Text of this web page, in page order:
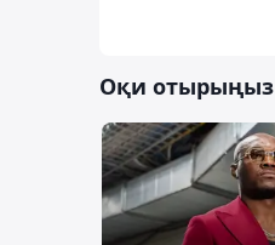
Оқи отырыңыз